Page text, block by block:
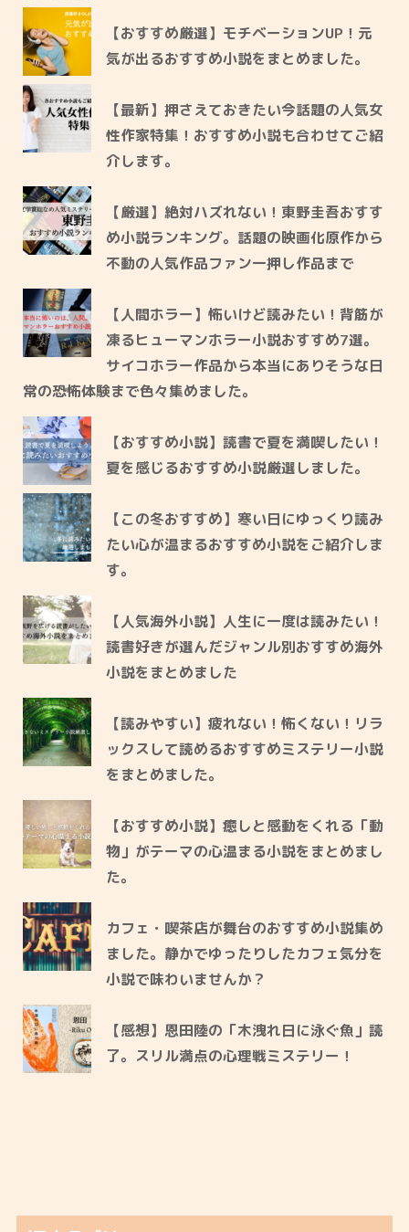
【おすすめ厳選】モチベーションUP！元
気が出るおすすめ小説をまとめました。
【最新】押さえておきたい今話題の人気女
性作家特集！おすすめ小説も合わせてご紹
介します。
【厳選】絶対ハズれない！東野圭吾おすす
め小説ランキング。話題の映画化原作から
不動の人気作品ファン一押し作品まで
【人間ホラー】怖いけど読みたい！背筋が
凍るヒューマンホラー小説おすすめ7選。
サイコホラー作品から本当にありそうな日
常の恐怖体験まで色々集めました。
【おすすめ小説】読書で夏を満喫したい！
夏を感じるおすすめ小説厳選しました。
【この冬おすすめ】寒い日にゆっくり読み
たい心が温まるおすすめ小説をご紹介しま
す。
【人気海外小説】人生に一度は読みたい！
読書好きが選んだジャンル別おすすめ海外
小説をまとめました
【読みやすい】疲れない！怖くない！リラ
ックスして読めるおすすめミステリー小説
をまとめました。
【おすすめ小説】癒しと感動をくれる「動
物」がテーマの心温まる小説をまとめまし
た。
カフェ・喫茶店が舞台のおすすめ小説集め
ました。静かでゆったりしたカフェ気分を
小説で味わいませんか？
【感想】恩田陸の「木洩れ日に泳ぐ魚」読
了。スリル満点の心理戦ミステリー！